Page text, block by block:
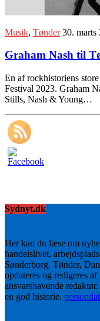
Musik, Tønder 30. marts
Graham Nash til
En af rockhistoriens
Festival 2023. Graham
Stills, Nash & Young…
Sydnyt.dk
Her kan du læse om
handelslivet,
Sønderborg, Tønder,
opdateres og redigeres
ansvarshavende
en god historie.